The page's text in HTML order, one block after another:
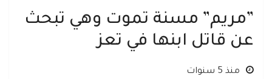
”مريم” مسنة تموت وهي تبحث
عن قاتل ابنها في تعز
منذ 5 سنوات